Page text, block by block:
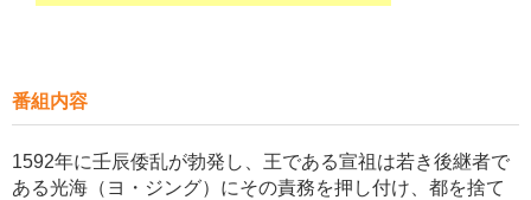
番組内容
1592年に壬辰倭乱が勃発し、王である宣祖は若き後継者で
ある光海（ヨ・ジング）にその責務を押し付け、都を捨て